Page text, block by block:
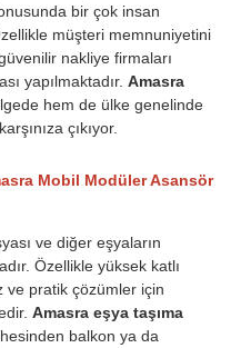
bir çok insan
müşteri memnuniyetini
nakliye firmaları
yapılmaktadır. Amasra
hem de ülke genelinde
çıkıyor.
Mobil Modüler Asansör
ve diğer eşyaların
Özellikle yüksek katlı
ve pratik çözümler için
Amasra eşya taşıma
balkon ya da